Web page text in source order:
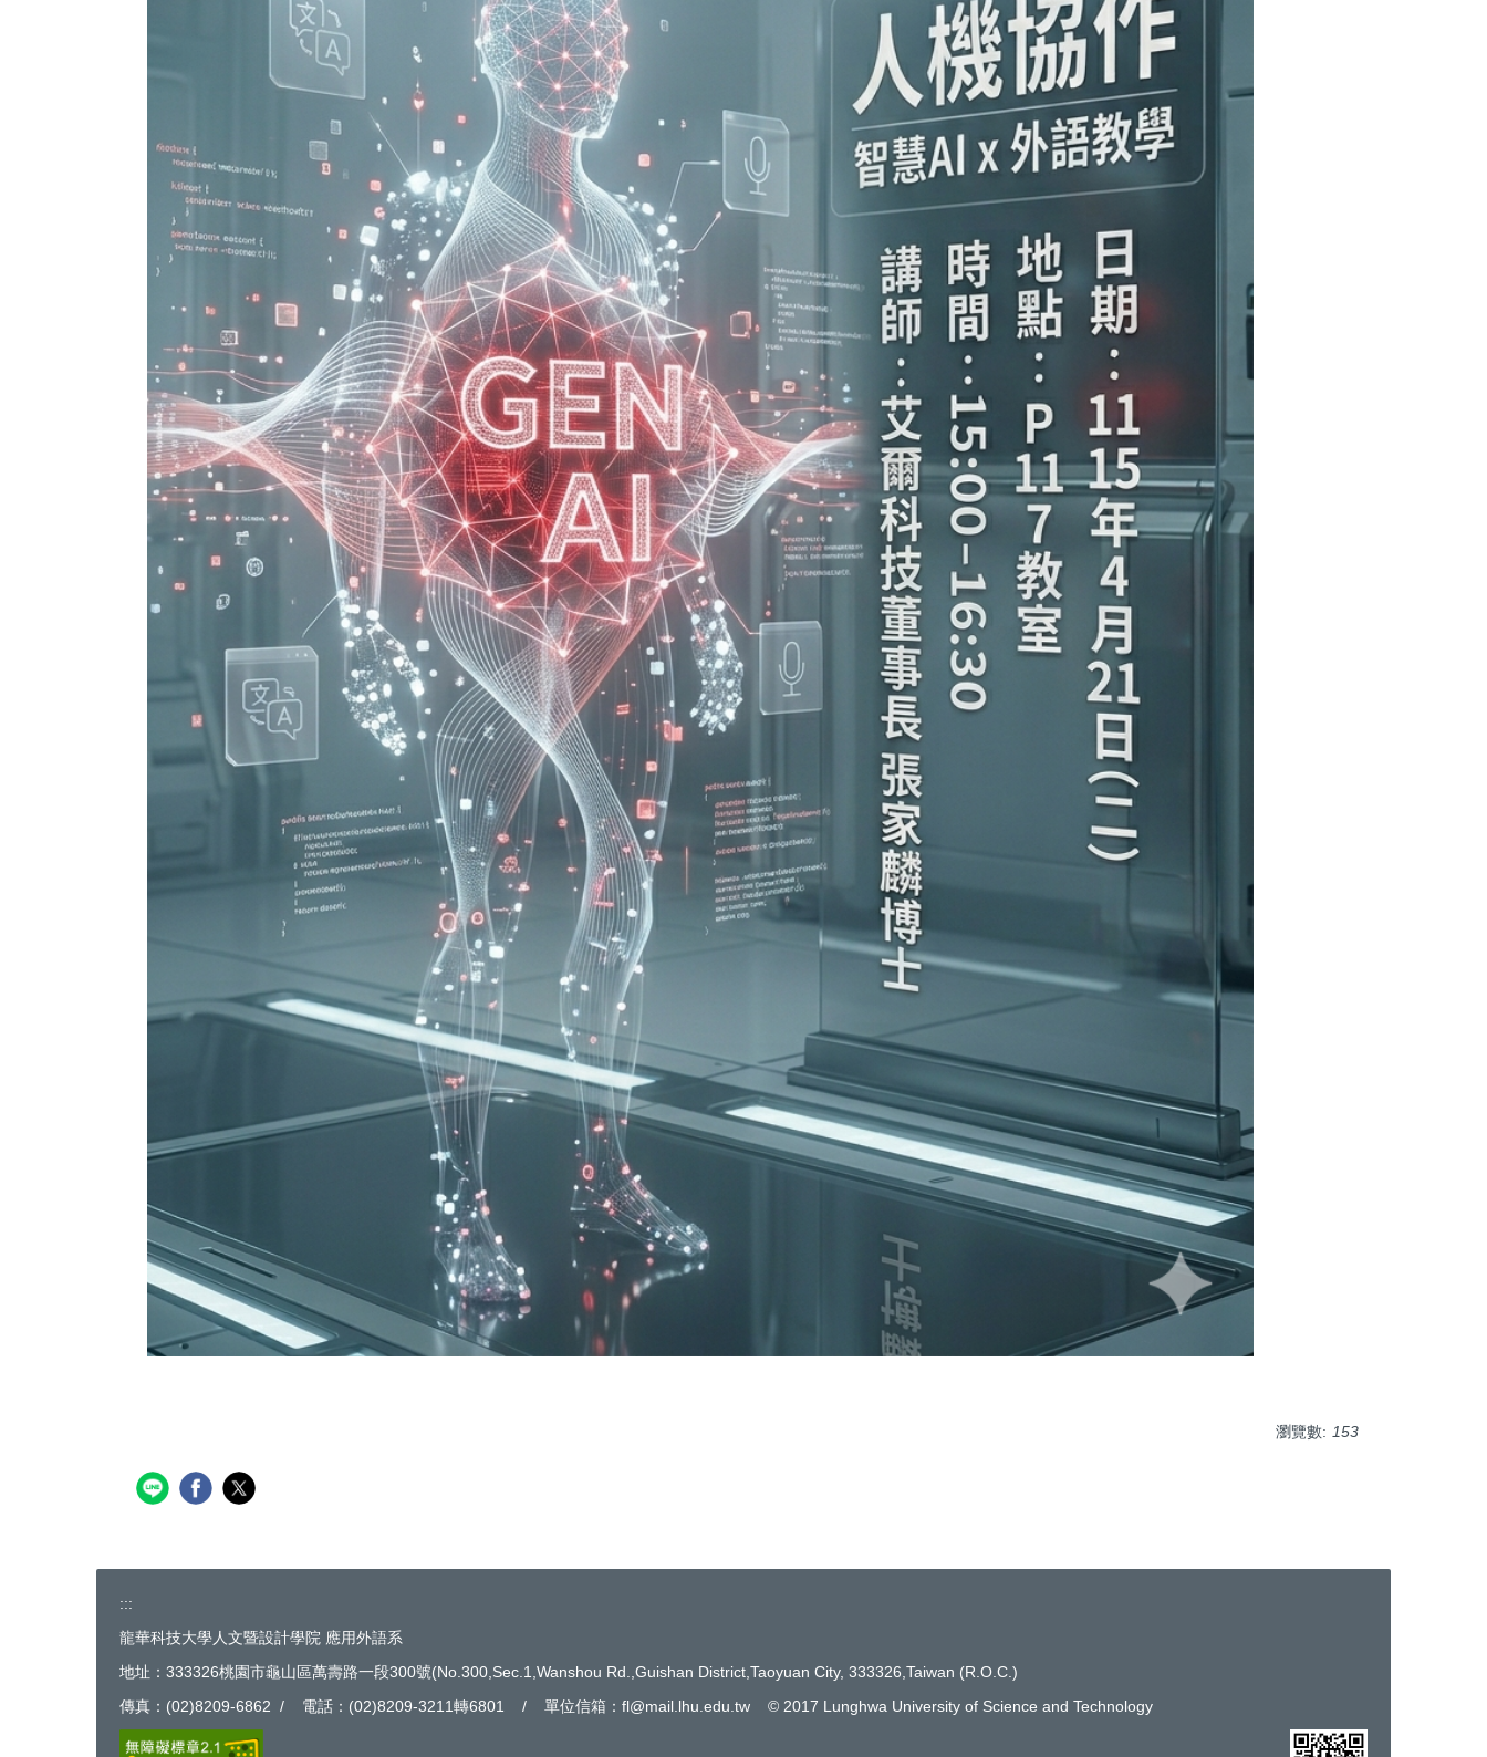
瀏覽數: 153
:::
龍華科技大學人文暨設計學院 應用外語系
地址：333326桃園市龜山區萬壽路一段300號(No.300,Sec.1,Wanshou Rd.,Guishan District,Taoyuan City, 333326,Taiwan (R.O.C.)
傳真：(02)8209-6862 / 電話：(02)8209-3211轉6801 / 單位信箱：fl@mail.lhu.edu.tw © 2017 Lunghwa University of Science and Technology